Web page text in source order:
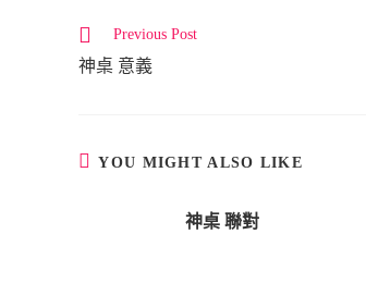
C
o
i
Previous Post
神桌 意義
YOU MIGHT ALSO LIKE
神桌 聯對